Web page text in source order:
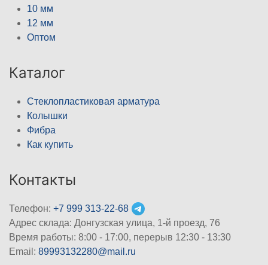
10 мм
12 мм
Оптом
Каталог
Стеклопластиковая арматура
Колышки
Фибра
Как купить
Контакты
Телефон: +7 999 313-22-68
Адрес склада: Донгузская улица, 1-й проезд, 76
Время работы: 8:00 - 17:00, перерыв 12:30 - 13:30
Email: 89993132280@mail.ru